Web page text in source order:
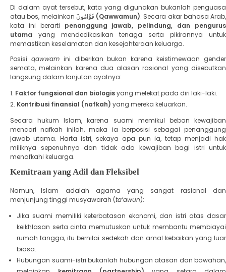
​Di dalam ayat tersebut, kata yang digunakan bukanlah penguasa
atau bos, melainkan قَوَّامُون َ (Qawwamun). Secara akar bahasa Arab,
kata ini berarti penanggung jawab, pelindung, dan pengurus
utama yang mendedikasikan tenaga serta pikirannya untuk
memastikan keselamatan dan kesejahteraan keluarga.
​Posisi qawwamini diberikan bukan karena keistimewaan gender
semata, melainkan karena dua alasan rasional yang disebutkan
langsung dalam lanjutan ayatnya:
Faktor fungsional dan biologisyang melekat pada diri laki-laki.
Kontribusi finansial (nafkah) yang mereka keluarkan.
​Secara hukum Islam, karena suami memikul beban kewajiban
mencari nafkah inilah, maka ia berposisi sebagai penanggung
jawab utama. Harta istri, sekaya apa pun ia, tetap menjadi hak
miliknya sepenuhnya dan tidak ada kewajiban bagi istri untuk
menafkahi keluarga.
​Kemitraan yang Adil dan Fleksibel
​Namun, Islam adalah agama yang sangat rasional dan
menjunjung tinggi musyawarah (ta’awun):
​Jika suami memiliki keterbatasan ekonomi, dan istri atas dasar
keikhlasan serta cinta memutuskan untuk membantu membiayai
rumah tangga, itu bernilai sedekah dan amal kebaikan yang luar
biasa.
​Hubungan suami-istri bukanlah hubungan atasan dan bawahan,